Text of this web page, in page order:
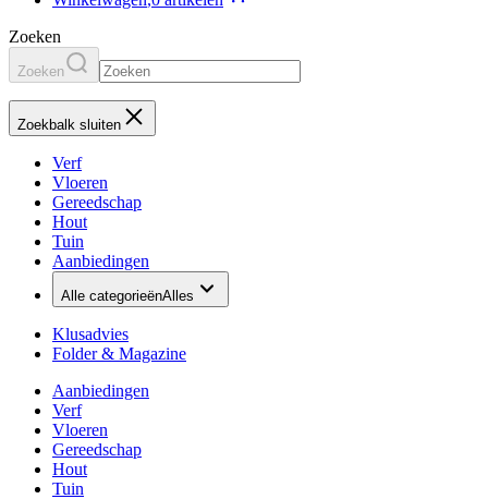
Zoeken
Zoeken
Zoekbalk sluiten
Verf
Vloeren
Gereedschap
Hout
Tuin
Aanbiedingen
Alle categorieënAlles
Klusadvies
Folder & Magazine
Aanbiedingen
Verf
Vloeren
Gereedschap
Hout
Tuin